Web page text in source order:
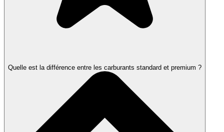
Quelle est la différence entre les carburants standard et premium ?